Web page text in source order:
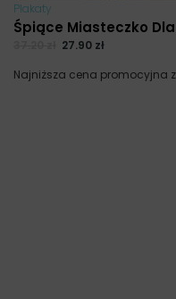
Plakaty
Śpiące Miasteczko
27.90 zł
Najniższa cena promocyjna